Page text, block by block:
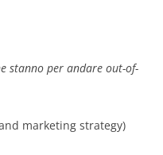
stanno per andare out-of-
marketing strategy)